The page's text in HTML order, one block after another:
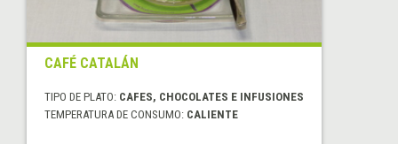
CAFÉ CATALÁN
TIPO DE PLATO: CAFES, CHOCOLATES E INFUSIONES
TEMPERATURA DE CONSUMO: CALIENTE